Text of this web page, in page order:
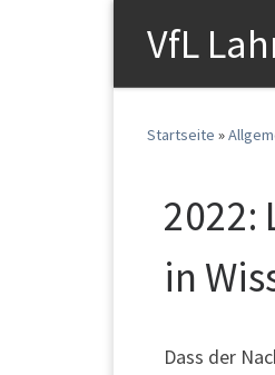
VfL
Startseite »
2022:
in
Dass der